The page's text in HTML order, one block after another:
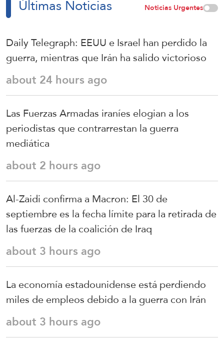
Últimas Noticias Noticias Urgentes
Daily Telegraph: EEUU e Israel han perdido la
guerra, mientras que Irán ha salido victorioso
about 24 hours ago
Las Fuerzas Armadas iraníes elogian a los
periodistas que contrarrestan la guerra
mediática
about 2 hours ago
Al-Zaidi confirma a Macron: El 30 de
septiembre es la fecha límite para la retirada de
las fuerzas de la coalición de Iraq
about 3 hours ago
La economía estadounidense está perdiendo
miles de empleos debido a la guerra con Irán
about 3 hours ago